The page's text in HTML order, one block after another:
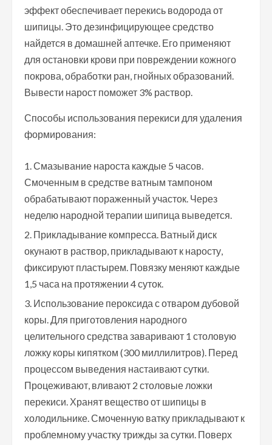
эффект обеспечивает перекись водорода от
шипицы. Это дезинфицирующее средство
найдется в домашней аптечке. Его применяют
для остановки крови при повреждении кожного
покрова, обработки ран, гнойных образований.
Вывести нарост поможет 3% раствор.
Способы использования перекиси для удаления
формирования:
Смазывание нароста каждые 5 часов.
Смоченным в средстве ватным тампоном
обрабатывают пораженный участок. Через
неделю народной терапии шипица выведется.
Прикладывание компресса. Ватный диск
окунают в раствор, прикладывают к наросту,
фиксируют пластырем. Повязку меняют каждые
1,5 часа на протяжении 4 суток.
Использование пероксида с отваром дубовой
коры. Для приготовления народного
целительного средства заваривают 1 столовую
ложку коры кипятком (300 миллилитров). Перед
процессом выведения настаивают сутки.
Процеживают, вливают 2 столовые ложки
перекиси. Хранят вещество от шипицы в
холодильнике. Смоченную ватку прикладывают к
проблемному участку трижды за сутки. Поверх